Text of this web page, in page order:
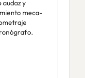
audaz y
meca-